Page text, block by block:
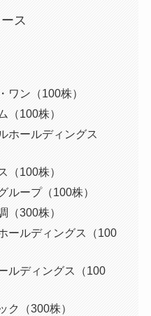
ス
ン（100株）
100株）
ールディングス
100株）
ープ（100株）
300株）
ールディングス（100
ルディングス（100
（300株）